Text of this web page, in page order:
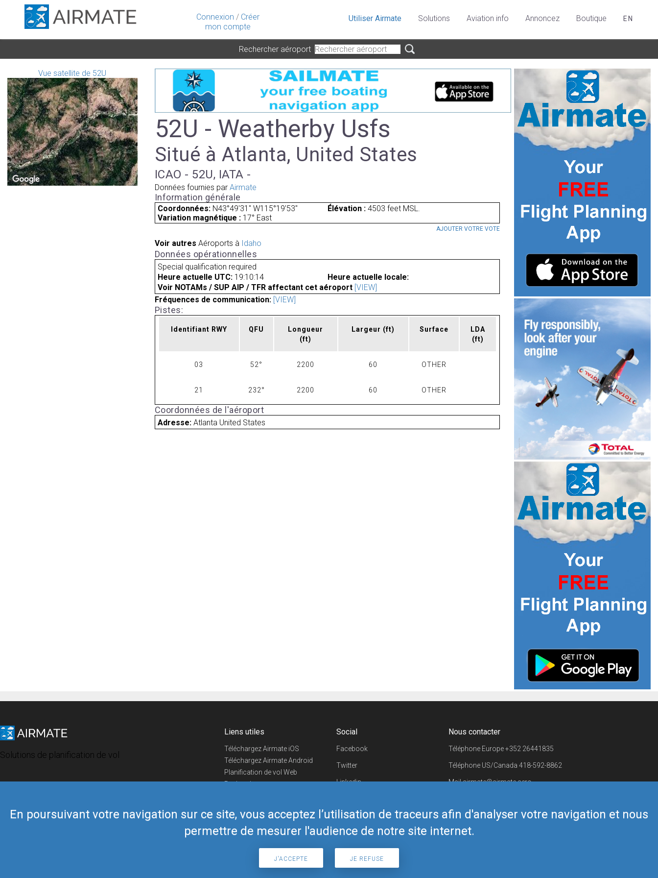
Connexion / Créer
mon compte
En poursuivant votre navigation sur ce site, vous acceptez l’utilisation de traceurs afin d'analyser votre navigation et nous
permettre de mesurer l'audience de notre site internet.
J'ACCEPTE JE REFUSE
Utiliser Airmate Solutions Aviation info Annoncez Boutique EN
Rechercher aéroport
Vue satellite de 52U
52U - Weatherby Usfs
Situé à Atlanta, United States
ICAO - 52U, IATA -
Données fournies par Airmate
Information générale
Coordonnées: N43°49'31" W115°19'53" Élévation :4503 feet MSL.
Variation magnétique : 17° East
AJOUTER VOTRE VOTE
Voir autres Aéroports à Idaho
Données opérationnelles
Special qualification required
Heure actuelle UTC: 19:10:14
Heure actuelle locale:
Voir NOTAMs / SUP AIP / TFR affectant cet aéroport [VIEW]
Fréquences de communication: [VIEW]
Pistes:
Identifiant RWY QFU
Longueur
(ft)
Largeur (ft) Surface
LDA
(ft)
03 52° 2200 60 OTHER
21 232° 2200 60 OTHER
Coordonnées de l'aéroport
Adresse:Atlanta United States
Solutions de planification de vol
Liens utiles
Téléchargez Airmate iOS
Téléchargez Airmate Android
Planification de vol Web
Recherche
Boutique Airmate
Social
Facebook
Twitter
Linkedin
Telegram
Nous contacter
Téléphone Europe+352 26441835
Téléphone US/Canada 418-592-8862
Mailairmate@airmate.aero